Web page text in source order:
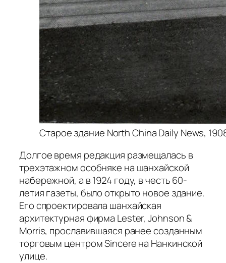
Старое здание North China Daily News,
Долгое время редакция размещалась в
трехэтажном особняке на шанхайской
набережной, а в 1924 году, в честь 60-
летия газеты, было открыто новое здание.
Его спроектировала шанхайская
архитектурная фирма Lester, Johnson &
Morris, прославившаяся ранее созданным
торговым центром Sincere на Нанкинской
улице.